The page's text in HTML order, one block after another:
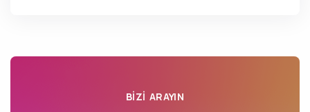
BIZI ARAYIN